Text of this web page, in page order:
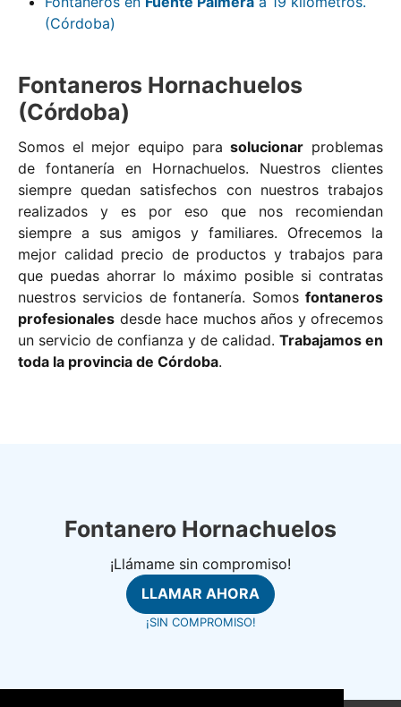
(Córdoba)
Fontaneros Hornachuelos
(Córdoba)
Somos el mejor equipo parasolucionar problemas
de fontanería en Hornachuelos. Nuestros clientes
siempre quedan satisfechos con nuestros trabajos
realizados y es por eso que nos recomiendan
siempre a sus amigos y familiares. Ofrecemos la
mejor calidad precio de productos y trabajos para
que puedas ahorrar lo máximo posible si contratas
nuestros servicios de fontanería. Somos fontaneros
profesionales desde hace muchos años y ofrecemos
un servicio de confianza y de calidad. Trabajamos en
toda la provincia de Córdoba.
Fontanero Hornachuelos
¡Llámame sin compromiso!
LLAMAR AHORA
¡SIN COMPROMISO!